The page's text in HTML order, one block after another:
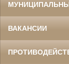
ВАКАНСИИ